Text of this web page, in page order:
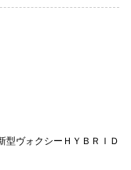
型ヴォクシーＨＹＢＲＩＤ